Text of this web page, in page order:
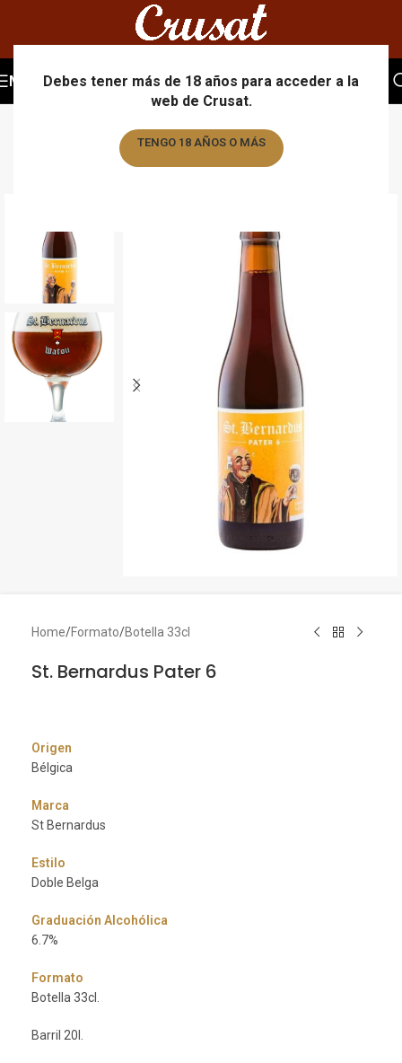
Debes tener más de 18 años para acceder a la
web de Crusat.
TENGO 18 AÑOS O MÁS
MENU
Home/Formato/Botella 33cl
St. Bernardus Pater 6
Origen
Bélgica
Marca
St Bernardus
Estilo
Doble Belga
Graduación Alcohólica
6.7%
Formato
Botella 33cl.
Barril 20l.